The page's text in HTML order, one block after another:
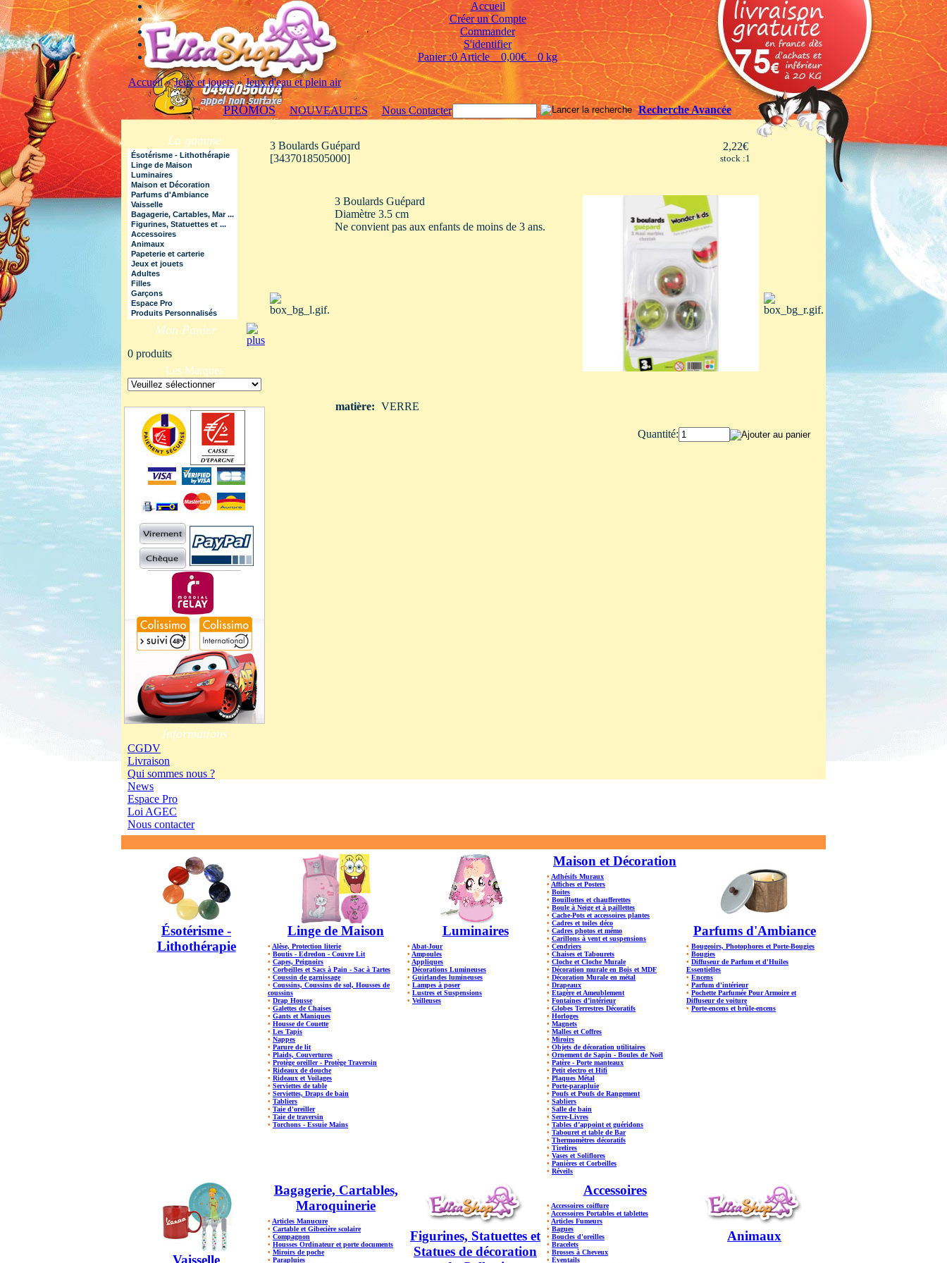
Accueil
Créer un Compte
Commander
S'identifier
Panier :0 Article 0,00€ 0 kg
Accueil»Jeux et jouets»Jeux d'eau et plein air
PROMOS NOUVEAUTES Nous Contacter Recherche Avancée
La gamme
Ésotérisme - Lithothérapie
Linge de Maison
Luminaires
Maison et Décoration
Parfums d'Ambiance
Vaisselle
Bagagerie, Cartables, Mar ...
Figurines, Statuettes et ...
Accessoires
Animaux
Papeterie et carterie
Jeux et jouets
Adultes
Filles
Garçons
Espace Pro
Produits Personnalisés
Mon Panier
0 produits
Les Marques
Informations
CGDV
Livraison
Qui sommes nous ?
News
Espace Pro
Loi AGEC
Nous contacter
3 Boulards Guépard
[3437018505000]
2,22€
stock :1
3 Boulards Guépard
Diamètre 3.5 cm
Ne convient pas aux enfants de moins de 3 ans.
matière: VERRE
Quantité:
Ésotérisme -
Lithothérapie
Linge de Maison
• Alèse, Protection literie
• Boutis - Edredon - Couvre Lit
• Capes, Peignoirs
• Corbeilles et Sacs à Pain - Sac à Tartes
• Coussin de garnissage
• Coussins, Coussins de sol, Housses de
coussins
• Drap Housse
• Galettes de Chaises
• Gants et Maniques
• Housse de Couette
• Les Tapis
• Nappes
• Parure de lit
• Plaids, Couvertures
• Protège oreiller - Protège Traversin
• Rideaux de douche
• Rideaux et Voilages
• Serviettes de table
• Serviettes, Draps de bain
• Tabliers
• Taie d'oreiller
• Taie de traversin
• Torchons - Essuie Mains
Luminaires
• Abat-Jour
• Ampoules
• Appliques
• Décorations Lumineuses
• Guirlandes lumineuses
• Lampes à poser
• Lustres et Suspensions
• Veilleuses
Maison et Décoration
• Adhésifs Muraux
• Affiches et Posters
• Boites
• Bouillottes et chaufferettes
• Boule à Neige et à paillettes
• Cache-Pots et accessoires plantes
• Cadres et toiles déco
• Cadres photos et mémo
• Carillons à vent et suspensions
• Cendriers
• Chaises et Tabourets
• Cloche et Cloche Murale
• Décoration murale en Bois et MDF
• Décoration Murale en métal
• Drapeaux
• Etagère et Ameublement
• Fontaines d’intérieur
• Globes Terrestres Décoratifs
• Horloges
• Magnets
• Malles et Coffres
• Miroirs
• Objets de décoration utilitaires
• Ornement de Sapin - Boules de Noël
• Patère - Porte manteaux
• Petit electro et Hifi
• Plaques Métal
• Porte-parapluie
• Poufs et Poufs de Rangement
• Sabliers
• Salle de bain
• Serre-Livres
• Tables d’appoint et guéridons
• Tabouret et table de Bar
• Thermomètres décoratifs
• Tirelires
• Vases et Soliflores
• Panières et Corbeilles
• Réveils
Parfums d'Ambiance
• Bougeoirs, Photophores et Porte-Bougies
• Bougies
• Diffuseur de Parfum et d'Huiles
Essentielles
• Encens
• Parfum d'intérieur
• Pochette Parfumée Pour Armoire et
Diffuseur de voiture
• Porte-encens et brûle-encens
Vaisselle
Bagagerie, Cartables,
Maroquinerie
• Articles Manucure
• Cartable et Gibecière scolaire
• Compagnon
• Housses Ordinateur et porte documents
• Miroirs de poche
• Parapluies
Figurines, Statuettes et
Statues de décoration
Accessoires
• Accessoires coiffure
• Accessoires Portables et tablettes
• Articles Fumeurs
• Bagues
• Boucles d'oreilles
• Bracelets
• Brosses à Cheveux
• Éventails
Animaux